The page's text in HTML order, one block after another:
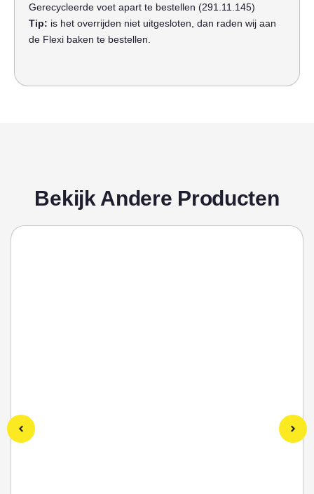
Gerecycleerde voet apart te bestellen (291.11.145)
Tip: is het overrijden niet uitgesloten, dan raden wij aan
de Flexi baken te bestellen.
Bekijk Andere Producten